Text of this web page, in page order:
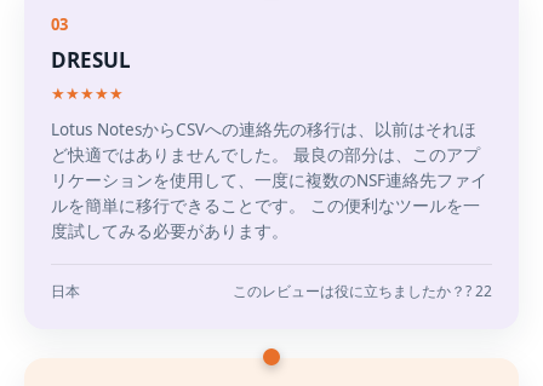
03
DRESUL
★★★★★
Lotus NotesからCSVへの連絡先の移行は、以前はそれほ
ど快適ではありませんでした。 最良の部分は、このアプ
リケーションを使用して、一度に複数のNSF連絡先ファイ
ルを簡単に移行できることです。 この便利なツールを一
度試してみる必要があります。
日本 このレビューは役に立ちましたか？? 22